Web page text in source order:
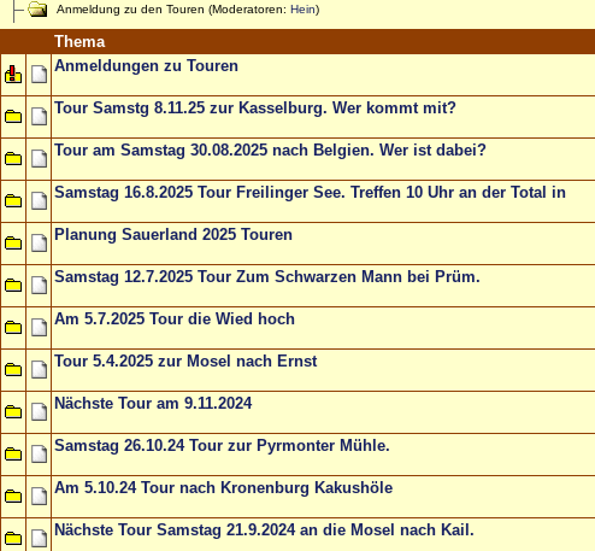
Anmeldung zu den Touren (Moderatoren: Hein)
Thema
Anmeldungen zu Touren
Tour Samstg 8.11.25 zur Kasselburg. Wer kommt mit?
Tour am Samstag 30.08.2025 nach Belgien. Wer ist dabei?
Samstag 16.8.2025 Tour Freilinger See. Treffen 10 Uhr an der Total in
Planung Sauerland 2025 Touren
Samstag 12.7.2025 Tour Zum Schwarzen Mann bei Prüm.
Am 5.7.2025 Tour die Wied hoch
Tour 5.4.2025 zur Mosel nach Ernst
Nächste Tour am 9.11.2024
Samstag 26.10.24 Tour zur Pyrmonter Mühle.
Am 5.10.24 Tour nach Kronenburg Kakushöle
Nächste Tour Samstag 21.9.2024 an die Mosel nach Kail.